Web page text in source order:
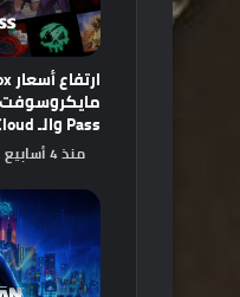
Pass والـ Cloud ؟
منذ 4 أسابيع